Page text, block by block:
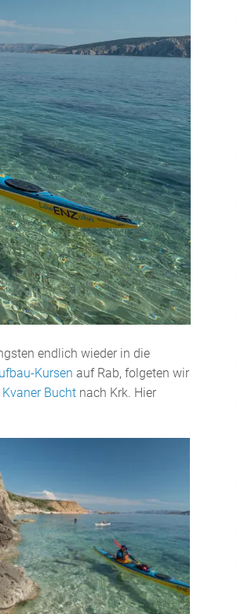
endlich wieder in die
Kursen auf Rab, folgeten wir
Bucht nach Krk. Hier